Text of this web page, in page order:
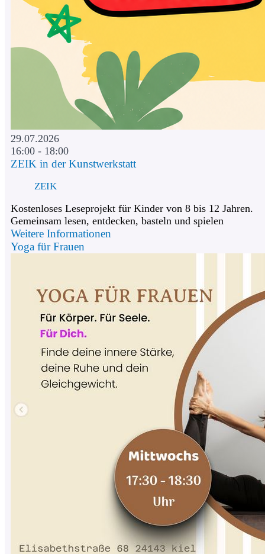
29.07.2026
16:00 - 18:00
ZEIK in der Kunstwerkstatt
ZEIK
Kostenloses Leseprojekt für Kinder von 8 bis 12 Jahren.
Gemeinsam lesen, entdecken, basteln und spielen
Weitere Informationen
Yoga für Frauen